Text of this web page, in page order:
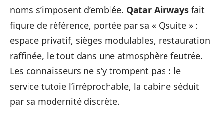
noms s’imposent d’emblée. Qatar Airways fait
figure de référence, portée par sa « Qsuite » :
espace privatif, sièges modulables, restauration
raffinée, le tout dans une atmosphère feutrée.
Les connaisseurs ne s’y trompent pas : le
service tutoie l’irréprochable, la cabine séduit
par sa modernité discrète.